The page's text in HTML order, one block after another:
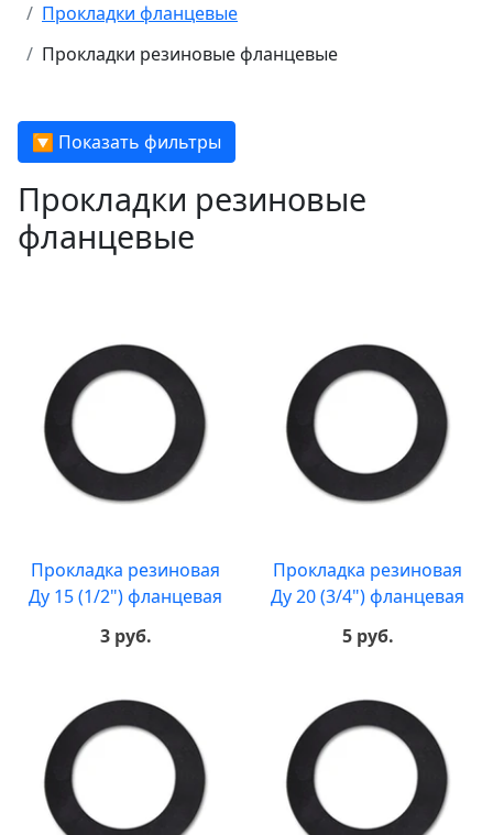
Прокладки фланцевые
Прокладки резиновые фланцевые
🔽 Показать фильтры
Прокладки резиновые
фланцевые
Прокладка резиновая
Ду 15 (1/2") фланцевая
3 руб.
Прокладка резиновая
Ду 20 (3/4") фланцевая
5 руб.